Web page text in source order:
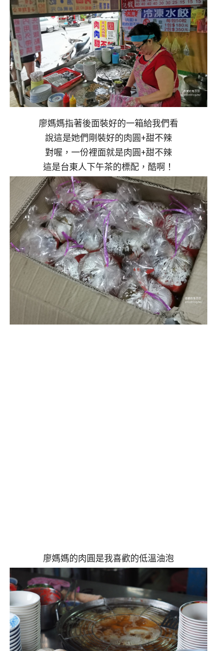
廖媽媽指著後面裝好的一箱給我們看
說這是她們剛裝好的肉圓+甜不辣
對喔，一份裡面就是肉圓+甜不辣
這是台東人下午茶的標配，酷啊！
廖媽媽的肉圓是我喜歡的低溫油泡